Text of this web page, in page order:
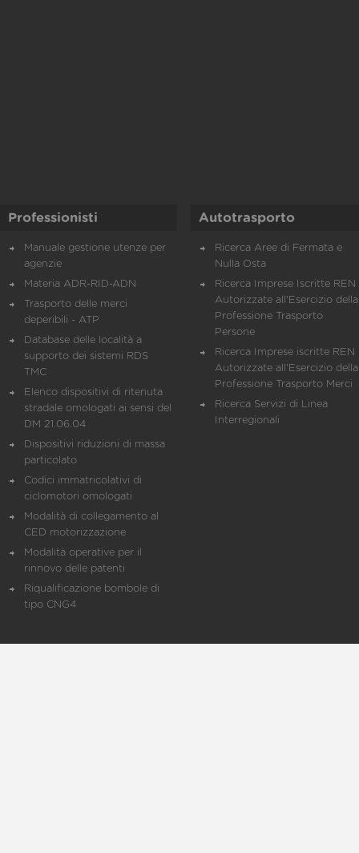
Professionisti
Manuale gestione utenze per
agenzie
Materia ADR-RID-ADN
Trasporto delle merci
deperibili - ATP
Database delle località a
supporto dei sistemi RDS
TMC
Elenco dispositivi di ritenuta
stradale omologati ai sensi del
DM 21.06.04
Dispositivi riduzioni di massa
particolato
Codici immatricolativi di
ciclomotori omologati
Modalità di collegamento al
CED motorizzazione
Modalità operative per il
rinnovo delle patenti
Riqualificazione bombole di
tipo CNG4
Autotrasporto
Ricerca Aree di Fermata e
Nulla Osta
Ricerca Imprese Iscritte REN
Autorizzate all'Esercizio della
Professione Trasporto
Persone
Ricerca Imprese iscritte REN
Autorizzate all'Esercizio della
Professione Trasporto Merci
Ricerca Servizi di Linea
Interregionali